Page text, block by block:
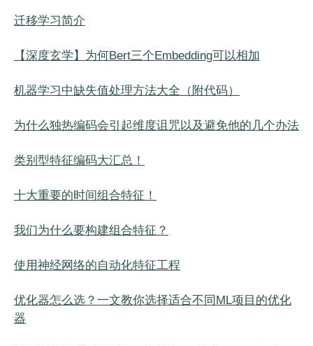
迁移学习简介
【深度玄学】为何Bert三个Embedding可以相加
机器学习中缺失值处理方法大全（附代码）
为什么独热编码会引起维度诅咒以及避免他的几个办法
类别型特征编码大汇总！
十大重要的时间组合特征！
我们为什么要构建组合特征？
使用神经网络的自动化特征工程
优化器怎么选？一文教你选择适合不同ML项目的优化
器